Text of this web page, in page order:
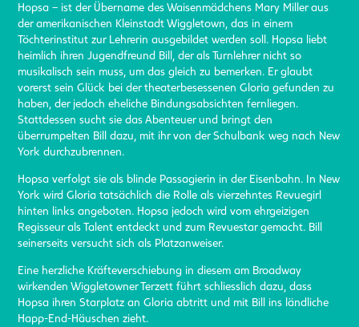
Hopsa – ist der Übername des Waisenmädchens Mary Miller aus
der amerikanischen Kleinstadt Wiggletown, das in einem
Töchterinstitut zur Lehrerin ausgebildet werden soll. Hopsa liebt
heimlich ihren Jugendfreund Bill, der als Turnlehrer nicht so
musikalisch sein muss, um das gleich zu bemerken. Er glaubt
vorerst sein Glück bei der theaterbesessenen Gloria gefunden zu
haben, der jedoch eheliche Bindungsabsichten fernliegen.
Stattdessen sucht sie das Abenteuer und bringt den
überrumpelten Bill dazu, mit ihr von der Schulbank weg nach New
York durchzubrennen.
Hopsa verfolgt sie als blinde Passagierin in der Eisenbahn. In New
York wird Gloria tatsächlich die Rolle als vierzehntes Revuegirl
hinten links angeboten. Hopsa jedoch wird vom ehrgeizigen
Regisseur als Talent entdeckt und zum Revuestar gemacht. Bill
seinerseits versucht sich als Platzanweiser.
Eine herzliche Kräfteverschiebung in diesem am Broadway
wirkenden Wiggletowner Terzett führt schliesslich dazu, dass
Hopsa ihren Starplatz an Gloria abtritt und mit Bill ins ländliche
Happ-End-Häuschen zieht.